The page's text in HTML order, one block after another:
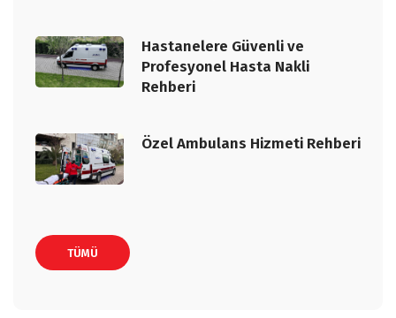
Hastanelere Güvenli ve
Profesyonel Hasta Nakli
Rehberi
Özel Ambulans Hizmeti Rehberi
TÜMÜ